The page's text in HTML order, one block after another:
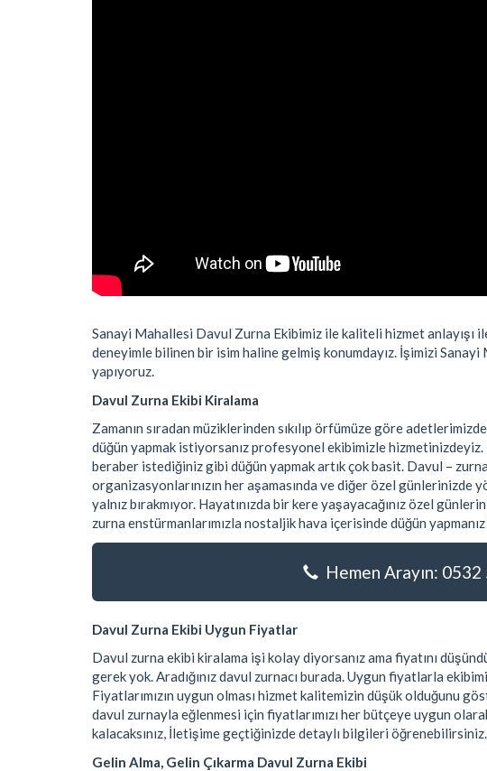
Sanayi Mahallesi Davul Zurna Ekibimiz ile kaliteli hizmet anlayışı
deneyimle bilinen bir isim haline gelmiş konumdayız. İşimizi
yapıyoruz.
Davul Zurna Ekibi Kiralama
Zamanın sıradan müziklerinden sıkılıp örfümüze göre
düğün yapmak istiyorsanız profesyonel ekibimizle hizmetinizdeyiz.
beraber istediğiniz gibi düğün yapmak artık çok basit. Davul –
organizasyonlarınızın her aşamasında ve diğer özel
yalnız bırakmıyor. Hayatınızda bir kere yaşayacağınız özel
zurna enstürmanlarımızla nostaljik hava içerisinde düğün
Hemen Arayın: 0532
Davul Zurna Ekibi Uygun Fiyatlar
Davul zurna ekibi kiralama işi kolay diyorsanız ama fiyatını
gerek yok. Aradığınız davul zurnacı burada. Uygun fiyatlarla
Fiyatlarımızın uygun olması hizmet kalitemizin düşük olduğunu
davul zurnayla eğlenmesi için fiyatlarımızı her bütçeye uygun
kalacaksınız, İletişime geçtiğinizde detaylı bilgileri öğrenebilirsiniz.
Gelin Alma, Gelin Çıkarma Davul Zurna Ekibi